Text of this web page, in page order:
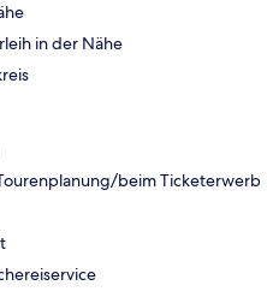
in der Nähe
beim Ticketerwerb